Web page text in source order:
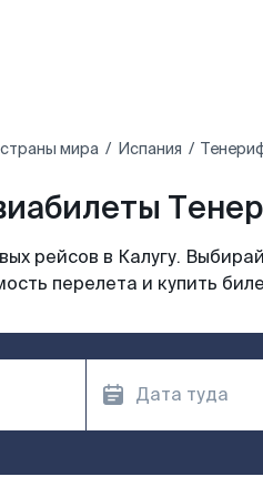
мира Испания
рейсов в Калугу.
перелета и купить